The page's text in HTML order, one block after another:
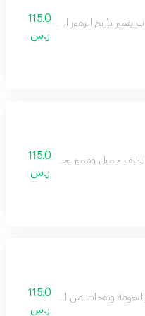
يتميز بأريج الزهور البيضاء وعبير
115.0
ر.س
115.0
ر.س
والنعومة ونفحات من الجمال
115.0
ر.س